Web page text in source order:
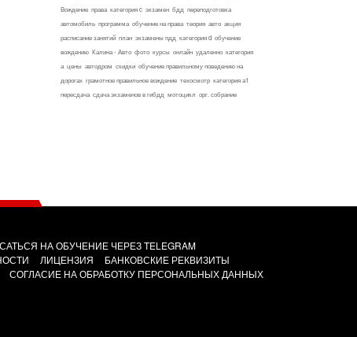
Вождение права категория c экзамен бдд переподготовка
автомобиль программа обучение на права теория авто акция
расписание занятий план экзамены пдд категория d обучение
вождению Калина - Авто фото курсы онлайн удаленно категория
а цены автодром скидки обучение правильному поведению на
дорогах грамотное правильное вождение техосмотр категория а1
пересдача сдача экзаменов в гибдд мотоцикл орг. собрание
НА ОБУЧЕНИЕ ЧЕРЕЗ TELEGRAM
ЛИЦЕНЗИЯ
БАНКОВСКИЕ РЕКВИЗИТЫ
СОГЛАСИЕ НА ОБРАБОТКУ ПЕРСОНАЛЬНЫХ ДАННЫХ